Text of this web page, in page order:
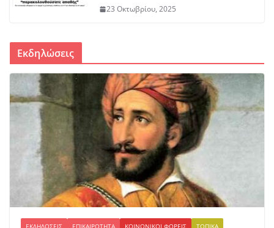
8 Αυγούστου, 2026
23 Οκτωβρίου, 2025
Εκδηλώσεις
ΕΚΔΗΛΏΣΕΙΣ ΕΠΙΚΑΙΡΌΤΗΤΑ ΚΟΙΝΩΝΙΚΟΊ ΦΟΡΕΊΣ ΤΟΠΙΚΆ